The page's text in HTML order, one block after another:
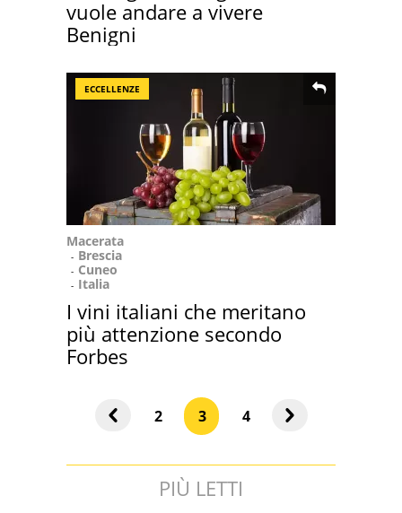
vuole andare a vivere
Benigni
ECCELLENZE
Macerata
Brescia
Cuneo
Italia
I vini italiani che meritano
più attenzione secondo
Forbes
2 3 4
PIÙ LETTI